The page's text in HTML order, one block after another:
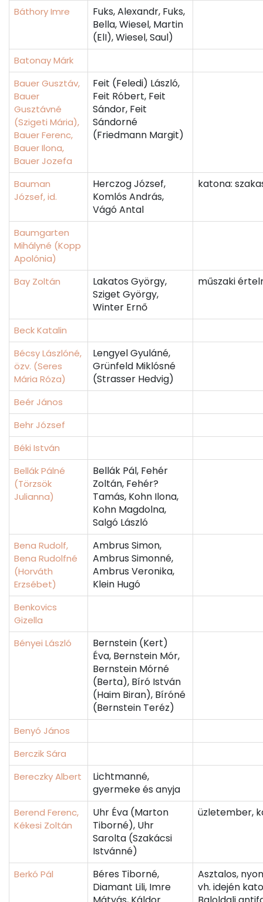
Báthory Imre
Fuks, Alexandr, Fuks,
Bella, Wiesel, Martin
(ElI), Wiesel, Saul)
Batonay Márk
Bauer Gusztáv,
Bauer
Gusztávné
(Szigeti Mária),
Bauer Ferenc,
Bauer Ilona,
Bauer Jozefa
Feit (Feledi) László,
Feit Róbert, Feit
Sándor, Feit
Sándorné
(Friedmann Margit)
Bauman
József, id.
Herczog József,
Komlós András,
Vágó Antal
katona:
Baumgarten
Mihályné (Kopp
Apolónia)
Bay Zoltán
Lakatos György,
Sziget György,
Winter Ernő
műszaki
Beck Katalin
Bécsy Lászlóné,
özv. (Seres
Mária Róza)
Lengyel Gyuláné,
Grünfeld Miklósné
(Strasser Hedvig)
Beér János
Behr József
Béki István
Bellák Pálné
(Törzsök
Julianna)
Bellák Pál, Fehér
Zoltán, Fehér?
Tamás, Kohn Ilona,
Kohn Magdolna,
Salgó László
Bena Rudolf,
Bena Rudolfné
(Horváth
Erzsébet)
Ambrus Simon,
Ambrus Simonné,
Ambrus Veronika,
Klein Hugó
Benkovics
Gizella
Bényei László
Bernstein (Kert)
Éva, Bernstein Mór,
Bernstein Mórné
(Berta), Bíró István
(Haim Biran), Bíróné
(Bernstein Teréz)
Benyó János
Berczik Sára
Bereczky Albert
Lichtmanné,
gyermeke és anyja
Berend Ferenc,
Kékesi Zoltán
Uhr Éva (Marton
Tiborné), Uhr
Sarolta (Szakácsi
Istvánné)
üzletember,
Berkó Pál
Béres Tiborné,
Diamant Lili, Imre
Asztalos,
vh. idején